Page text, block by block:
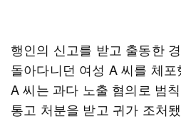
행인의 신고를 받고 출동한
돌아다니던 여성 A 씨를 체
A 씨는 과다 노출 혐의로 범
통고 처분을 받고 귀가 조처